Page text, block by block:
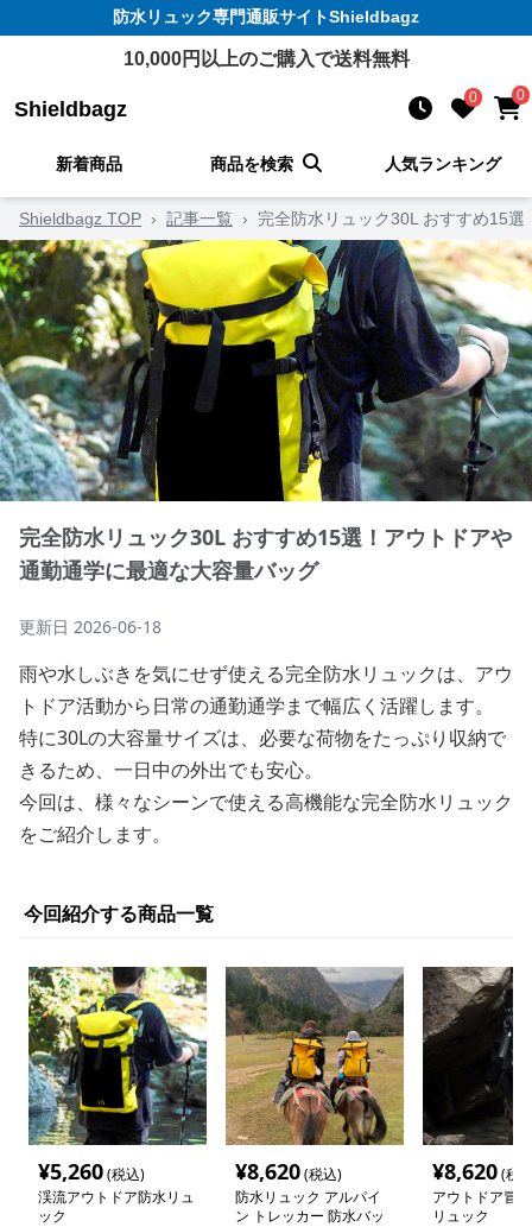
防水リュック専門通販サイトShieldbagz
10,000円以上のご購入で送料無料
Shieldbagz 0 0
新着商品 商品を検索 人気ランキング
Shieldbagz TOP › 記事一覧 › 完全防水リュック30L おすすめ15
完全防水リュック30L おすすめ15選！アウトドアや
通勤通学に最適な大容量バッグ
更新日 2026-06-18
雨や水しぶきを気にせず使える完全防水リュックは、アウ
トドア活動から日常の通勤通学まで幅広く活躍します。
特に30Lの大容量サイズは、必要な荷物をたっぷり収納で
きるため、一日中の外出でも安心。
今回は、様々なシーンで使える高機能な完全防水リュック
をご紹介します。
今回紹介する商品一覧
¥5,260(税込)
渓流アウトドア防水リュ
ック
¥8,620(税込)
防水リュック アルパイ
ン トレッカー 防水バッ
¥8,620(税
アウトドア冒
リュック